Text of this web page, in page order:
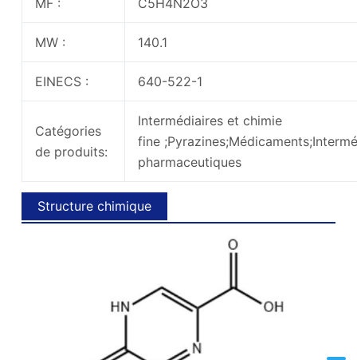
MW : 140.1
EINECS : 640-522-1
Catégories
de produits:
Intermédiaires et chimie
fine
pharmaceutiques
Structure chimique